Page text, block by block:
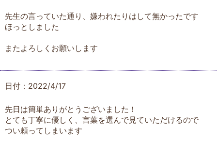
先生の言っていた通り、嫌われたりはして無かったです
ほっとしました
またよろしくお願いします
日付：2022/4/17
先日は簡単ありがとうございました！
とても丁寧に優しく、言葉を選んで見ていただけるので
つい頼ってしまいます